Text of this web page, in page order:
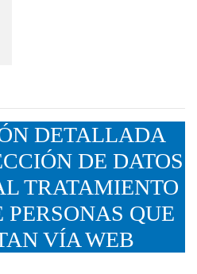
DETALLADA
DE DATOS
TRATAMIENTO
PERSONAS QUE
VÍA WEB